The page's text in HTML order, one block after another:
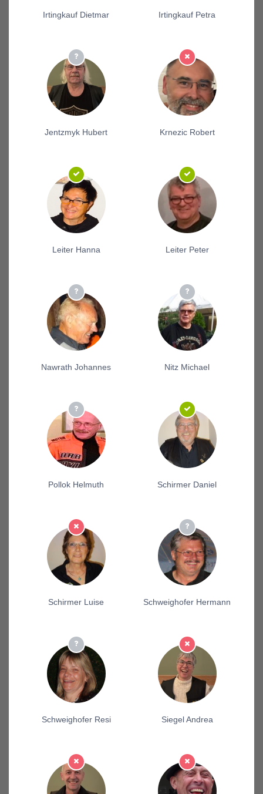
Irtingkauf Dietmar Irtingkauf Petra
Jentzmyk Hubert Krnezic Robert
Leiter Hanna Leiter Peter
Nawrath Johannes Nitz Michael
Pollok Helmuth Schirmer Daniel
Schirmer Luise Schweighofer Hermann
Schweighofer Resi Siegel Andrea